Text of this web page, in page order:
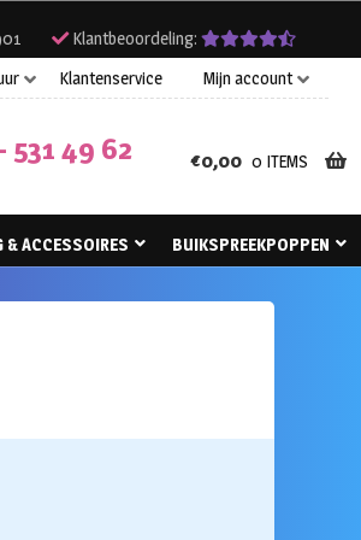
Klantbeoordeling:
Klantenservice Mijn account
531 49 62 €0,00 0 ITEMS
& ACCESSOIRES
BUIKSPREEKPOPPEN